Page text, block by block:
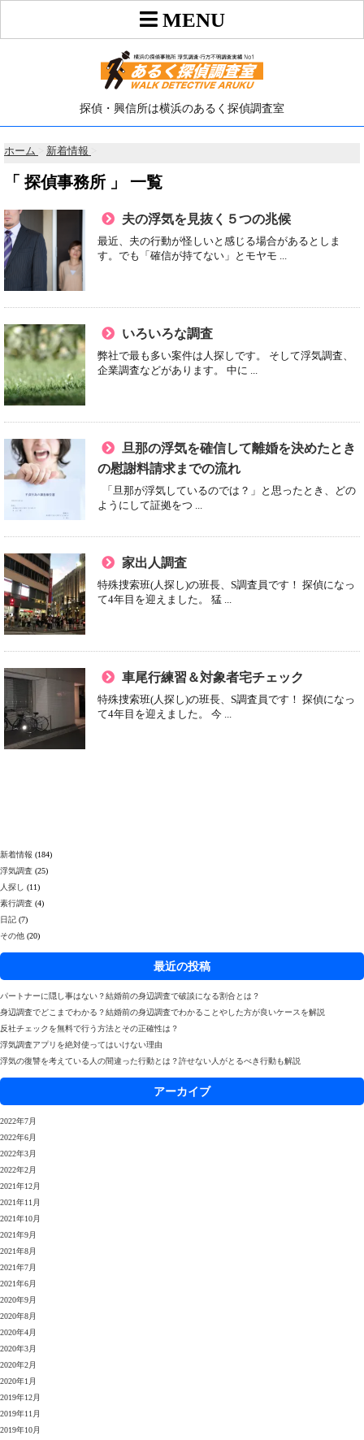
探偵・興信所は横浜のあるく探偵調査室
ホーム 新着情報
「 探偵事務所 」 一覧
夫の浮気を見抜く５つの兆候
最近、夫の行動が怪しいと感じる場合があるとしま
す。でも「確信が持てない」とモヤモ ...
いろいろな調査
弊社で最も多い案件は人探しです。 そして浮気調査、
企業調査などがあります。 中に ...
旦那の浮気を確信して離婚を決めたとき
の慰謝料請求までの流れ
「旦那が浮気しているのでは？」と思ったとき、どの
ようにして証拠をつ ...
家出人調査
特殊捜索班(人探し)の班長、S調査員です！ 探偵になっ
て4年目を迎えました。 猛 ...
車尾行練習＆対象者宅チェック
特殊捜索班(人探し)の班長、S調査員です！ 探偵になっ
て4年目を迎えました。 今 ...
新着情報 (184)
浮気調査 (25)
人探し
(11)
素行調査 (4)
日記 (7)
その他 (20)
最近の投稿
パートナーに隠し事はない？結婚前の身辺調査で破談になる割合とは？
身辺調査でどこまでわかる？結婚前の身辺調査でわかることやした方が良いケースを解説
反社チェックを無料で行う方法とその正確性は？
浮気調査アプリを絶対使ってはいけない理由
浮気の復讐を考えている人の間違った行動とは？許せない人がとるべき行動も解説
アーカイブ
2022年7月
2022年6月
2022年3月
2022年2月
2021年12月
2021年11月
2021年10月
2021年9月
2021年8月
2021年7月
2021年6月
2020年9月
2020年8月
2020年4月
2020年3月
2020年2月
2020年1月
2019年12月
2019年11月
2019年10月